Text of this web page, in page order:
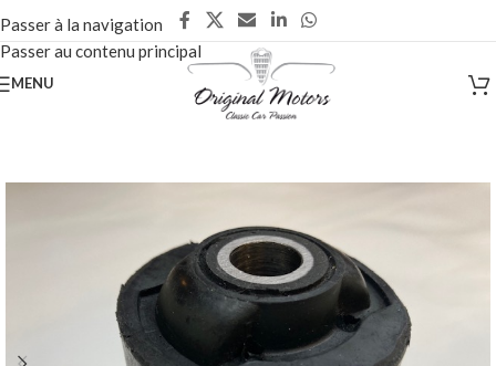
Passer à la navigation
Passer au contenu principal
MENU